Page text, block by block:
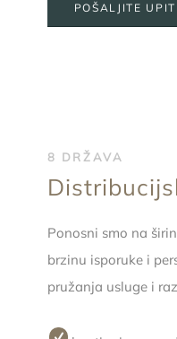
POŠALJITE UPIT
8 DRŽAVA
Ponosni smo na
brzinu isporuke i
pružanja usluge i